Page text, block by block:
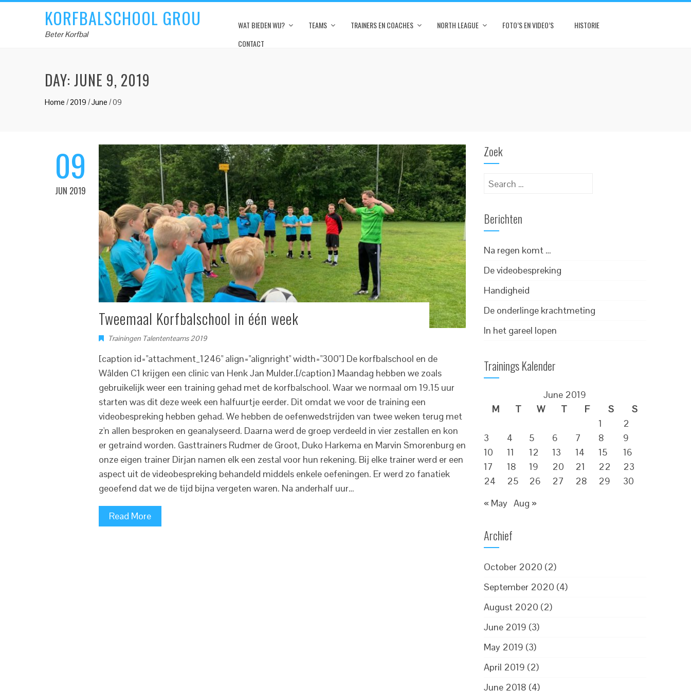
KORFBALSCHOOL GROU
Beter Korfbal
WAT BIEDEN WIJ? TEAMS TRAINERS EN COACHES NORTH LEAGUE FOTO’S EN VIDEO’S
HISTORIE
CONTACT
DAY: JUNE 9, 2019
Home /2019 /June /09
09
JUN 2019
Tweemaal Korfbalschool in één week
Trainingen Talententeams 2019
[caption id="attachment_1246" align="alignright" width="300"] De korfbalschool en de
Wâlden C1 krijgen een clinic van Henk Jan Mulder.[/caption] Maandag hebben we zoals
gebruikelijk weer een training gehad met de korfbalschool. Waar we normaal om 19.15 uur
starten was dit deze week een halfuurtje eerder. Dit omdat we voor de training een
videobespreking hebben gehad. We hebben de oefenwedstrijden van twee weken terug met
z'n allen besproken en geanalyseerd. Daarna werd de groep verdeeld in vier zestallen en kon
er getraind worden. Gasttrainers Rudmer de Groot, Duko Harkema en Marvin Smorenburg en
onze eigen trainer Dirjan namen elk een zestal voor hun rekening. Bij elke trainer werd er een
aspect uit de videobespreking behandeld middels enkele oefeningen. Er werd zo fanatiek
geoefend dat we de tijd bijna vergeten waren. Na anderhalf uur…
Read More
Zoek
Search
Berichten
Na regen komt …
De videobespreking
Handigheid
De onderlinge krachtmeting
In het gareel lopen
Trainings Kalender
June 2019
M
T W T F S
S
1
2
3
4 5 6 7 8
9
10
11 12 13 14 15
16
17
18 19 20 21 22
23
24
25 26 27 28 29
30
« May Aug »
Archief
October 2020 (2)
September 2020 (4)
August 2020 (2)
June 2019 (3)
May 2019 (3)
April 2019 (2)
June 2018 (4)